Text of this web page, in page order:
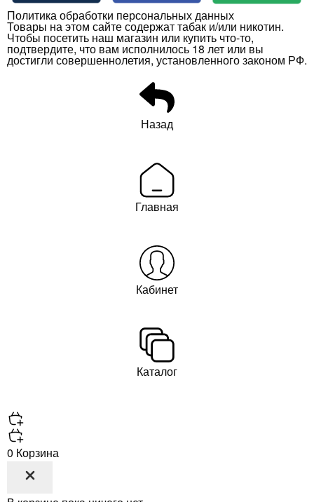
Политика обработки персональных данных
Товары на этом сайте содержат табак и/или никотин.
Чтобы посетить наш магазин или купить что-то,
подтвердите, что вам исполнилось 18 лет или вы
достигли совершеннолетия, установленного законом РФ.
Назад
Главная
Кабинет
Каталог
0 Корзина